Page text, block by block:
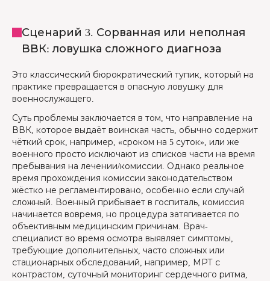
Сценарий 3. Сорванная или неполная
ВВК: ловушка сложного диагноза
Это классический бюрократический тупик, который на
практике превращается в опасную ловушку для
военнослужащего.
Суть проблемы заключается в том, что направление на
ВВК, которое выдаёт воинская часть, обычно содержит
чёткий срок, например, «сроком на 5 суток», или же
военного просто исключают из списков части на время
пребывания на лечении/комиссии. Однако реальное
время прохождения комиссии законодательством
жёстко не регламентировано, особенно если случай
сложный. Военный прибывает в госпиталь, комиссия
начинается вовремя, но процедура затягивается по
объективным медицинским причинам. Врач-
специалист во время осмотра выявляет симптомы,
требующие дополнительных, часто сложных или
стационарных обследований, например, МРТ с
контрастом, суточный мониторинг сердечного ритма,